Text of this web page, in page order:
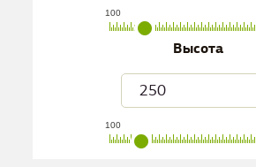
100
Высота
100